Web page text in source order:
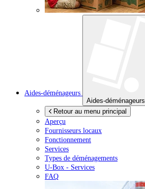
Aides-déménageurs
Aides-déménageurs
Retour au menu principal
Aperçu
Fournisseurs locaux
Fonctionnement
Services
Types de déménagements
U-Box - Services
FAQ